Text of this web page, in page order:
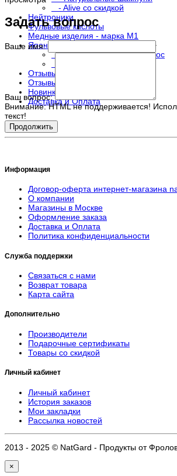
- Alive со скидкой
Нейтроники
Фульвовые кислоты
Медные изделия - марка М1
Японские расчестки и шампуни
+
- Шампуни для роста волос
Отзывы о магазине
Отзывы о товарах
Новинки
Доставка и Оплата
Задать вопрос
Ваше имя:
Ваш вопрос:
Внимание:HTML не поддерживается!
текст!
Продолжить
Информация
Договор-оферта интернет-магазина
О компании
Магазины в Москве
Оформление заказа
Доставка и Оплата
Политика конфиденциальности
Служба поддержки
Связаться с нами
Возврат товара
Карта сайта
Дополнительно
Производители
Подарочные сертификаты
Товары со скидкой
Личный кабинет
Личный кабинет
История заказов
Мои закладки
Рассылка новостей
2013 - 2025 © NatGard - Продукты от
×